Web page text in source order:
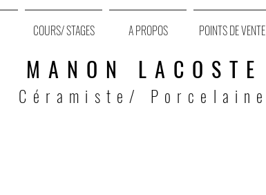
COURS/ STAGES A PROPOS POINTS DE VENTE
MANON LACOSTE
Céramiste/ Porcelaine